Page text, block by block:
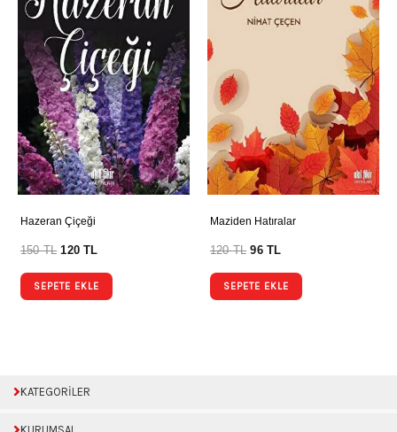
Hazeran Çiçeği
150TL 120TL
SEPETE EKLE
Maziden Hatıralar
120TL 96TL
SEPETE EKLE
KATEGORİLER